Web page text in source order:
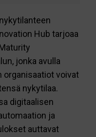
Hub tarjoaa
jonka avulla
voivat
nykytilaa.
digitaalisen
ja
auttavat